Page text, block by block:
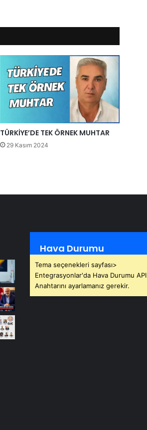
TÜRKİYE’DE TEK ÖRNEK MUHTAR
29 Kasım 2024
Hava Durumu
Tema seçenekleri sayfası>
Entegrasyonlar'da Hava Durumu API
Anahtarını ayarlamanız gerekir.